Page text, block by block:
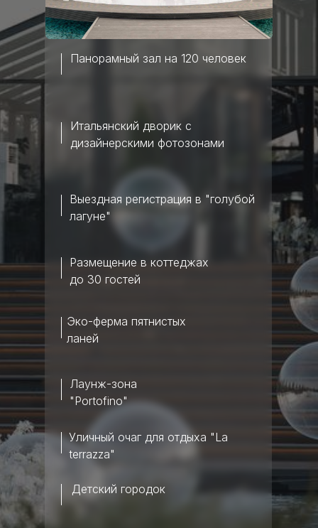
Панорамный зал на 120 человек
Итальянский дворик с
дизайнерскими фотозонами
Размещение в коттеджах
до 30 гостей
Эко-ферма пятнистых
ланей
Уличный очаг для отдыха "La
terrazza"
Детский городок
Выездная регистрация в "голубой
лагуне"
Лаунж-зона
"Portofino"